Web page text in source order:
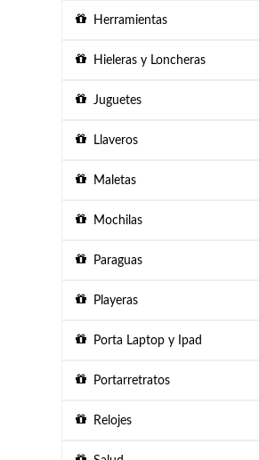
Herramientas
Hieleras y Loncheras
Juguetes
Llaveros
Maletas
Mochilas
Paraguas
Playeras
Porta Laptop y Ipad
Portarretratos
Relojes